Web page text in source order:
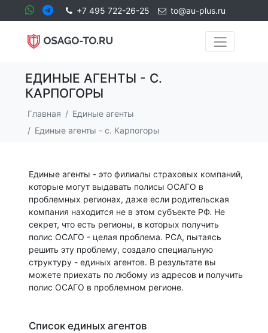
+7 495 722-26-25 to@au-plus.ru
ЕДИНЫЕ АГЕНТЫ - С.
КАРПОГОРЫ
Главная
Единые агенты
Единые агенты - с. Карпогоры
Единые агенты - это филиалы страховых компаний,
которые могут выдавать полисы ОСАГО в
проблемных регионах, даже если родительская
компания находится не в этом субъекте РФ. Не
секрет, что есть регионы, в которых получить
полис ОСАГО - целая проблема. РСА, пытаясь
решить эту проблему, создало специальную
структуру - единых агентов. В результате вы
можете приехать по любому из адресов и получить
полис ОСАГО в проблемном регионе.
Список единых агентов